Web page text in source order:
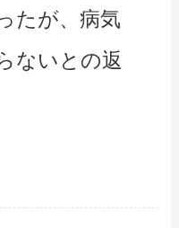
たが、病気
ないとの返